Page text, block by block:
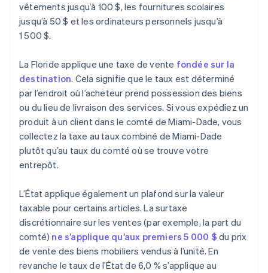
vêtements jusqu’à 100 $, les fournitures scolaires
jusqu’à 50 $ et les ordinateurs personnels jusqu’à
1 500 $.
La Floride applique une taxe de vente fondée sur la
destination. Cela signifie que le taux est déterminé
par l’endroit où l’acheteur prend possession des biens
ou du lieu de livraison des services. Si vous expédiez un
produit à un client dans le comté de Miami-Dade, vous
collectez la taxe au taux combiné de Miami-Dade
plutôt qu’au taux du comté où se trouve votre
entrepôt.
L’État applique également un plafond sur la valeur
taxable pour certains articles. La surtaxe
discrétionnaire sur les ventes (par exemple, la part du
comté) ne s’applique qu’aux premiers 5 000 $ du prix
de vente des biens mobiliers vendus à l’unité. En
revanche le taux de l’État de 6,0 % s’applique au